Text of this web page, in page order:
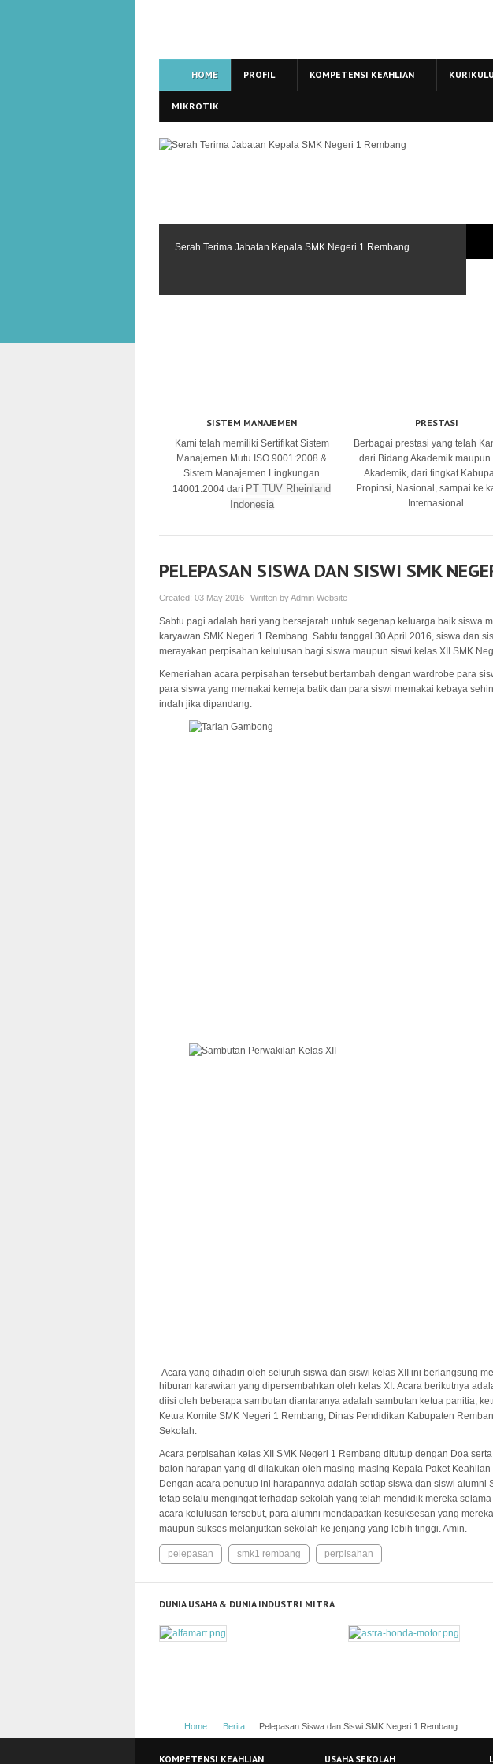
HOME PROFIL KOMPETENSI KEAHLIAN
MIKROTIK
Serah Terima Jabatan Kepala SMK Negeri 1 Rembang
SISTEM MANAJEMEN
Kami telah memiliki Sertifikat Sistem
Manajemen Mutu ISO 9001:2008 &
Sistem Manajemen Lingkungan
14001:2004 dari PT TUV Rheinland
Indonesia
PRESTASI
Berbagai prestasi yang telah
dari Bidang Akademik maupun
Akademik, dari tingkat
Propinsi, Nasional, sampai ke
Internasional.
PELEPASAN SISWA DAN SISWI SMK
Created: 03 May 2016 Written byAdmin Website
Sabtu pagi adalah hari yang bersejarah untuk segenap keluarga baik siswa
karyawan SMK Negeri 1 Rembang. Sabtu tanggal 30 April 2016, siswa dan
merayakan perpisahan kelulusan bagi siswa maupun siswi kelas XII SMK
Kemeriahan acara perpisahan tersebut bertambah dengan wardrobe para
para siswa yang memakai kemeja batik dan para siswi memakai kebaya
indah jika dipandang.
Acara yang dihadiri oleh seluruh siswa dan siswi kelas XII ini berlangsung
hiburan karawitan yang dipersembahkan oleh kelas XI. Acara berikutnya
diisi oleh beberapa sambutan diantaranya adalah sambutan ketua panitia,
Ketua Komite SMK Negeri 1 Rembang, Dinas Pendidikan Kabupaten
Sekolah.
Acara perpisahan kelas XII SMK Negeri 1 Rembang ditutup dengan Doa
balon harapan yang di dilakukan oleh masing-masing Kepala Paket
Dengan acara penutup ini harapannya adalah setiap siswa dan siswi alumni
tetap selalu mengingat terhadap sekolah yang telah mendidik mereka
acara kelulusan tersebut, para alumni mendapatkan kesuksesan yang
maupun sukses melanjutkan sekolah ke jenjang yang lebih tinggi. Amin.
pelepasan smk1 rembang perpisahan
DUNIA USAHA & DUNIA INDUSTRI MITRA
Home Berita Pelepasan Siswa dan Siswi SMK Negeri 1 Rembang
KOMPETENSI KEAHLIAN USAHA SEKOLAH